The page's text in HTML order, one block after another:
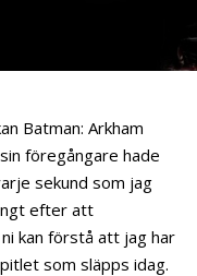
Batman: Arkham
föregångare hade
sekund som jag
efter att
kan förstå att jag har
som släpps idag.